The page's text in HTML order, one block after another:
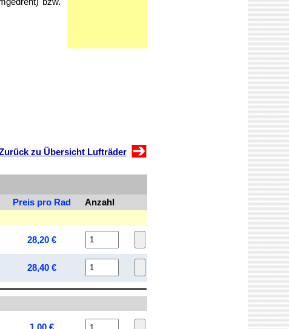
zu Übersicht Lufträder
Preis pro Rad Anzahl
28,20 €
28,40 €